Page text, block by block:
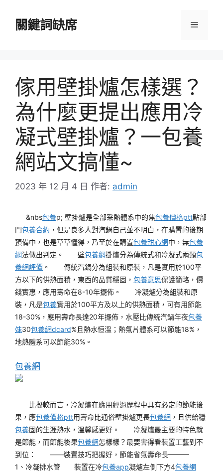
關鍵詞缺席 選
傢用壁掛爐怎樣選？
為什麼更提出應用冷
凝式壁掛爐？一包養
網站文搞懂~
2023 年 12 月 4 日 作者: admin
&nbs包養p; 壁掛爐是全部采熱體系中的焦包養價格ptt點部
門包養合約 ，但是良多人對汽鍋自己並不明白，在購置的後期
預備中，也是草草懂得，乃至於在購置包養甜心網中，無包養
網法做出判定。 壁包養網掛爐分為傳統式和冷凝式兩類包
養網評價 。
傳統汽鍋分為組裝和原裝，凡是實用於100平
方以下的供熱面積，東西的品質穩固， 包養意思保護簡略，價
錢實惠，應用壽命在8-10年擺佈。
冷凝爐分為組裝和原
裝，凡是包養實用於100平方及以上的供熱面積，可有用節能
18-30%，應用壽命長達20年擺佈，水壓比傳統汽鍋年夜包養
妹30包養網dcard%且熱水恒溫；熱氣片體系可以節能18%，
地熱體系可以節能30%。
包養網
比擬較而言，冷凝爐在應用經過歷程中具有必定的節能後
果，應包養價格ptt用壽命比通俗壁掛爐更長包養網 ，且供給穩
包養固的生涯熱水，溫馨感更好。
冷凝爐最主要的特色就
是節能，而節能後果包養網怎樣樣？最要害得看裝置工藝到不
到位：
——裝置技巧把握好，節能省氣壽命長———
1、冷凝排水管 裝置在冷包養app凝爐左側下方4包養網